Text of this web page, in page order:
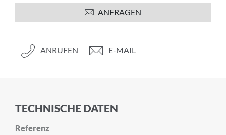
ANFRAGEN
ANRUFEN E-MAIL
TECHNISCHE DATEN
Referenz